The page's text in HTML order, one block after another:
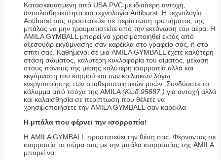
Κατασκευασμένη από USA PVC με ιδιαίτερη αντοχή,
αντιολισθητικότητα και τεχνολογία Antiburst. Η τεχνολογία
Antiburst σας προστατεύει σε περίπτωση τρυπήματος της
μπάλας να μην τραυματιστείτε από την εκτόνωση του αέρα. Η
AMILA GYMBALL μπορεί να χρησιμοποιηθεί εκτός από
αξεσουάρ εκγύμνασης σαν καρέκλα στο γραφείο σας, ή στο
σπίτι σας. Καθήμενοι σε μια AMILA GYMBALL έχετε καλύτερη
στάση σώματος, καλύτερη κυκλοφορία του αίματος, μείωση
στους πόνους της μέσης καλύτερη ισορροπία αλλά και
εκγύμναση του κορμού και των κοιλιακών λόγω
ενεργοποίησης των σταθεροποιητικών μυών. Συνδύαστε το
κάλυμμα από τσόχα της AMILA(Κωδ 95887 ) για αντοχή αλλά
και καλαισθησία σε περίπτωση που θέλετε να
χρησιμοποιήσετε την AMILA GYMBALL σαν καρέκλα
Η μπάλα που φέρνει την ισορροπία!
Η AMILA GYMBALL προστατεύει την θέση σας. Φέρνοντας σε
ισορροπία το σώμα σας με την μπάλα ισορροπίας της AMILA
μπορεί να: